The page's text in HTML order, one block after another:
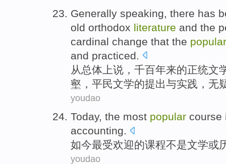
Generally speaking , there has
old orthodox literature and the
cardinal change that the
and practiced.
从总体 上说 ，千百年来的正统文
壑 ，平民文学的提出与实践， 无
youdao
Today, the most popular course
accounting.
如今最受欢迎的课程不是文学或
youdao